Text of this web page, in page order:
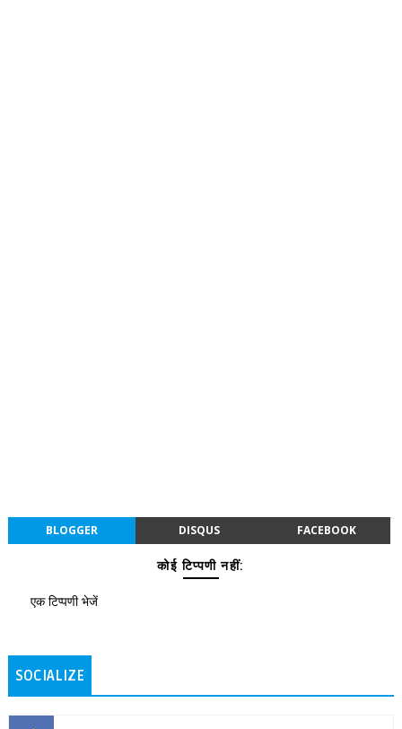
BLOGGER DISQUS FACEBOOK
कोई टिप्पणी नहीं:
एक टिप्पणी भेजें
SOCIALIZE